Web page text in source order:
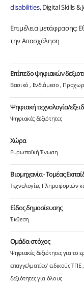
disabilities, Digital Skills
Επιμέλεια μετάφρασης:
την Απασχόληση
Επίπεδο ψηφιακών
Βασικό Ενδιάμεσο
Ψηφιακή τεχνολογία/
Ψηφιακές δεξιότητες
Χώρα
Ευρωπαϊκή Ένωση
Βιομηχανία - Τομέας
Τεχνολογίες Πληροφοριών
Είδος δημοσίευσης
Έκθεση
Ομάδα-στόχος
Ψηφιακές δεξιότητες για το
επαγγελματίες/ ειδικούς ΤΠΕ
δεξιότητες για όλους